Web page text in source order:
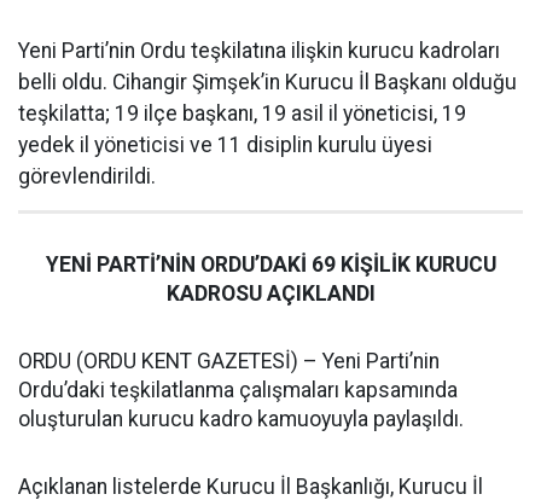
Yeni Parti’nin Ordu teşkilatına ilişkin kurucu kadroları
belli oldu. Cihangir Şimşek’in Kurucu İl Başkanı olduğu
teşkilatta; 19 ilçe başkanı, 19 asil il yöneticisi, 19
yedek il yöneticisi ve 11 disiplin kurulu üyesi
görevlendirildi.
YENİ PARTİ’NİN ORDU’DAKİ 69 KİŞİLİK KURUCU
KADROSU AÇIKLANDI
ORDU (ORDU KENT GAZETESİ) – Yeni Parti’nin
Ordu’daki teşkilatlanma çalışmaları kapsamında
oluşturulan kurucu kadro kamuoyuyla paylaşıldı.
Açıklanan listelerde Kurucu İl Başkanlığı, Kurucu İl